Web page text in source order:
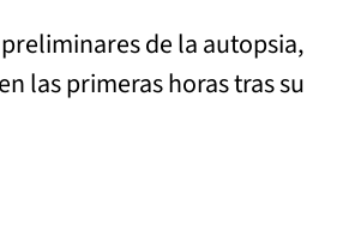
de la autopsia,
las primeras horas tras su